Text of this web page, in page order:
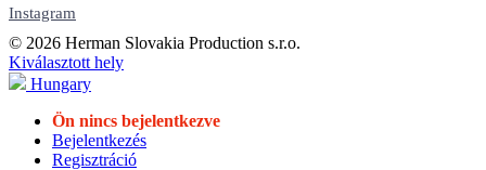
Instagram
© 2026 Herman Slovakia Production s.r.o.
Kiválasztott hely
Hungary
Ön nincs bejelentkezve
Bejelentkezés
Regisztráció